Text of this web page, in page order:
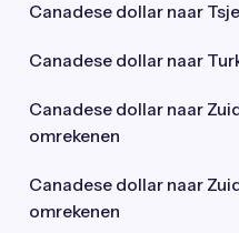
Canadese dollar naar
Canadese dollar naar
Canadese dollar naar
omrekenen
Canadese dollar naar
omrekenen